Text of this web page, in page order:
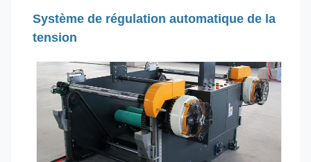
Système de régulation automatique de la
tension